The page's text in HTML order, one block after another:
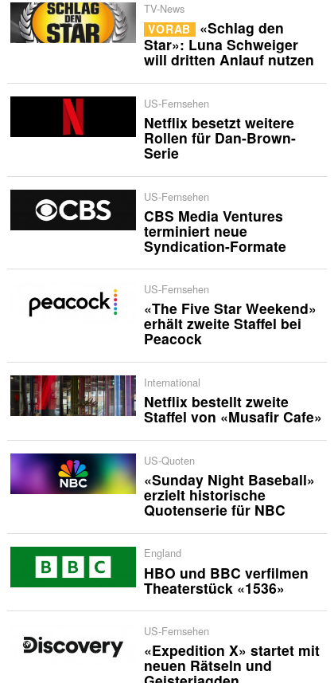
TV-News
VORAB «Schlag den
Star»: Luna Schweiger
will dritten Anlauf nutzen
US-Fernsehen
Netflix besetzt weitere
Rollen für Dan-Brown-
Serie
US-Fernsehen
CBS Media Ventures
terminiert neue
Syndication-Formate
US-Fernsehen
«The Five Star Weekend»
erhält zweite Staffel bei
Peacock
International
Netflix bestellt zweite
Staffel von «Musafir Cafe»
US-Quoten
«Sunday Night Baseball»
erzielt historische
Quotenserie für NBC
England
HBO und BBC verfilmen
Theaterstück «1536»
US-Fernsehen
«Expedition X» startet mit
neuen Rätseln und